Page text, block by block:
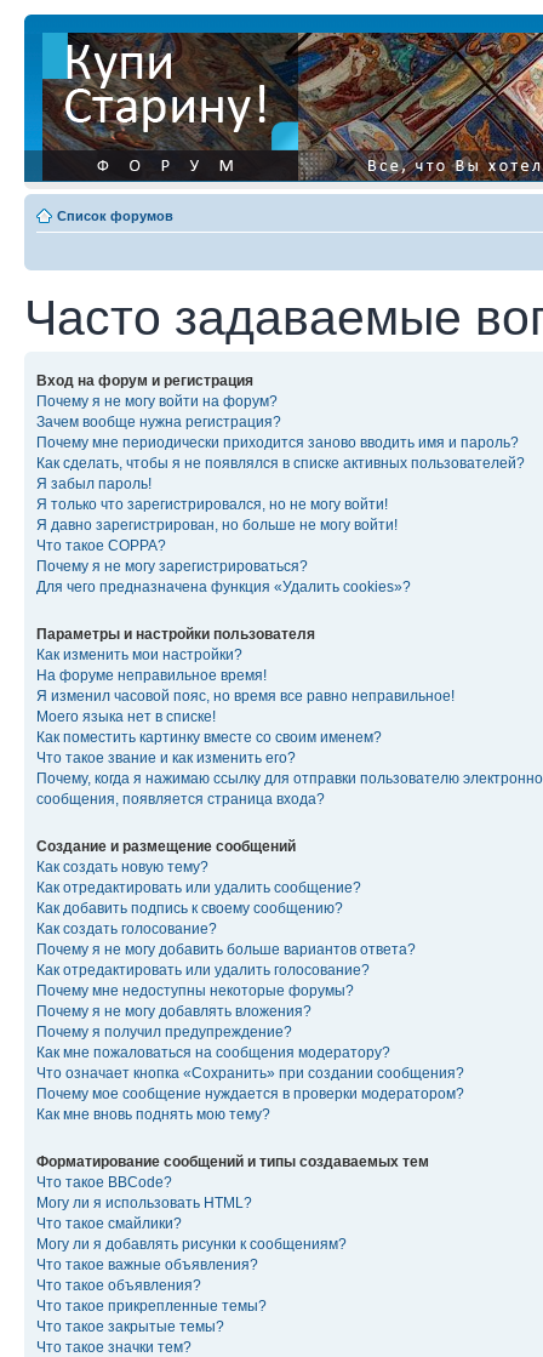
Список форумов
Часто задаваемые
Вход на форум и регистрация
Почему я не могу войти на форум?
Зачем вообще нужна регистрация?
Почему мне периодически приходится заново вводить имя и пароль?
Как сделать, чтобы я не появлялся в списке активных пользователей?
Я забыл пароль!
Я только что зарегистрировался, но не могу войти!
Я давно зарегистрирован, но больше не могу войти!
Что такое COPPA?
Почему я не могу зарегистрироваться?
Для чего предназначена функция «Удалить cookies»?
Параметры и настройки пользователя
Как изменить мои настройки?
На форуме неправильное время!
Я изменил часовой пояс, но время все равно неправильное!
Моего языка нет в списке!
Как поместить картинку вместе со своим именем?
Что такое звание и как изменить его?
Почему, когда я нажимаю ссылку для отправки пользователю
сообщения, появляется страница входа?
Создание и размещение сообщений
Как создать новую тему?
Как отредактировать или удалить сообщение?
Как добавить подпись к своему сообщению?
Как создать голосование?
Почему я не могу добавить больше вариантов ответа?
Как отредактировать или удалить голосование?
Почему мне недоступны некоторые форумы?
Почему я не могу добавлять вложения?
Почему я получил предупреждение?
Как мне пожаловаться на сообщения модератору?
Что означает кнопка «Сохранить» при создании сообщения?
Почему мое сообщение нуждается в проверки модератором?
Как мне вновь поднять мою тему?
Форматирование сообщений и типы создаваемых тем
Что такое BBCode?
Могу ли я использовать HTML?
Что такое смайлики?
Могу ли я добавлять рисунки к сообщениям?
Что такое важные объявления?
Что такое объявления?
Что такое прикрепленные темы?
Что такое закрытые темы?
Что такое значки тем?